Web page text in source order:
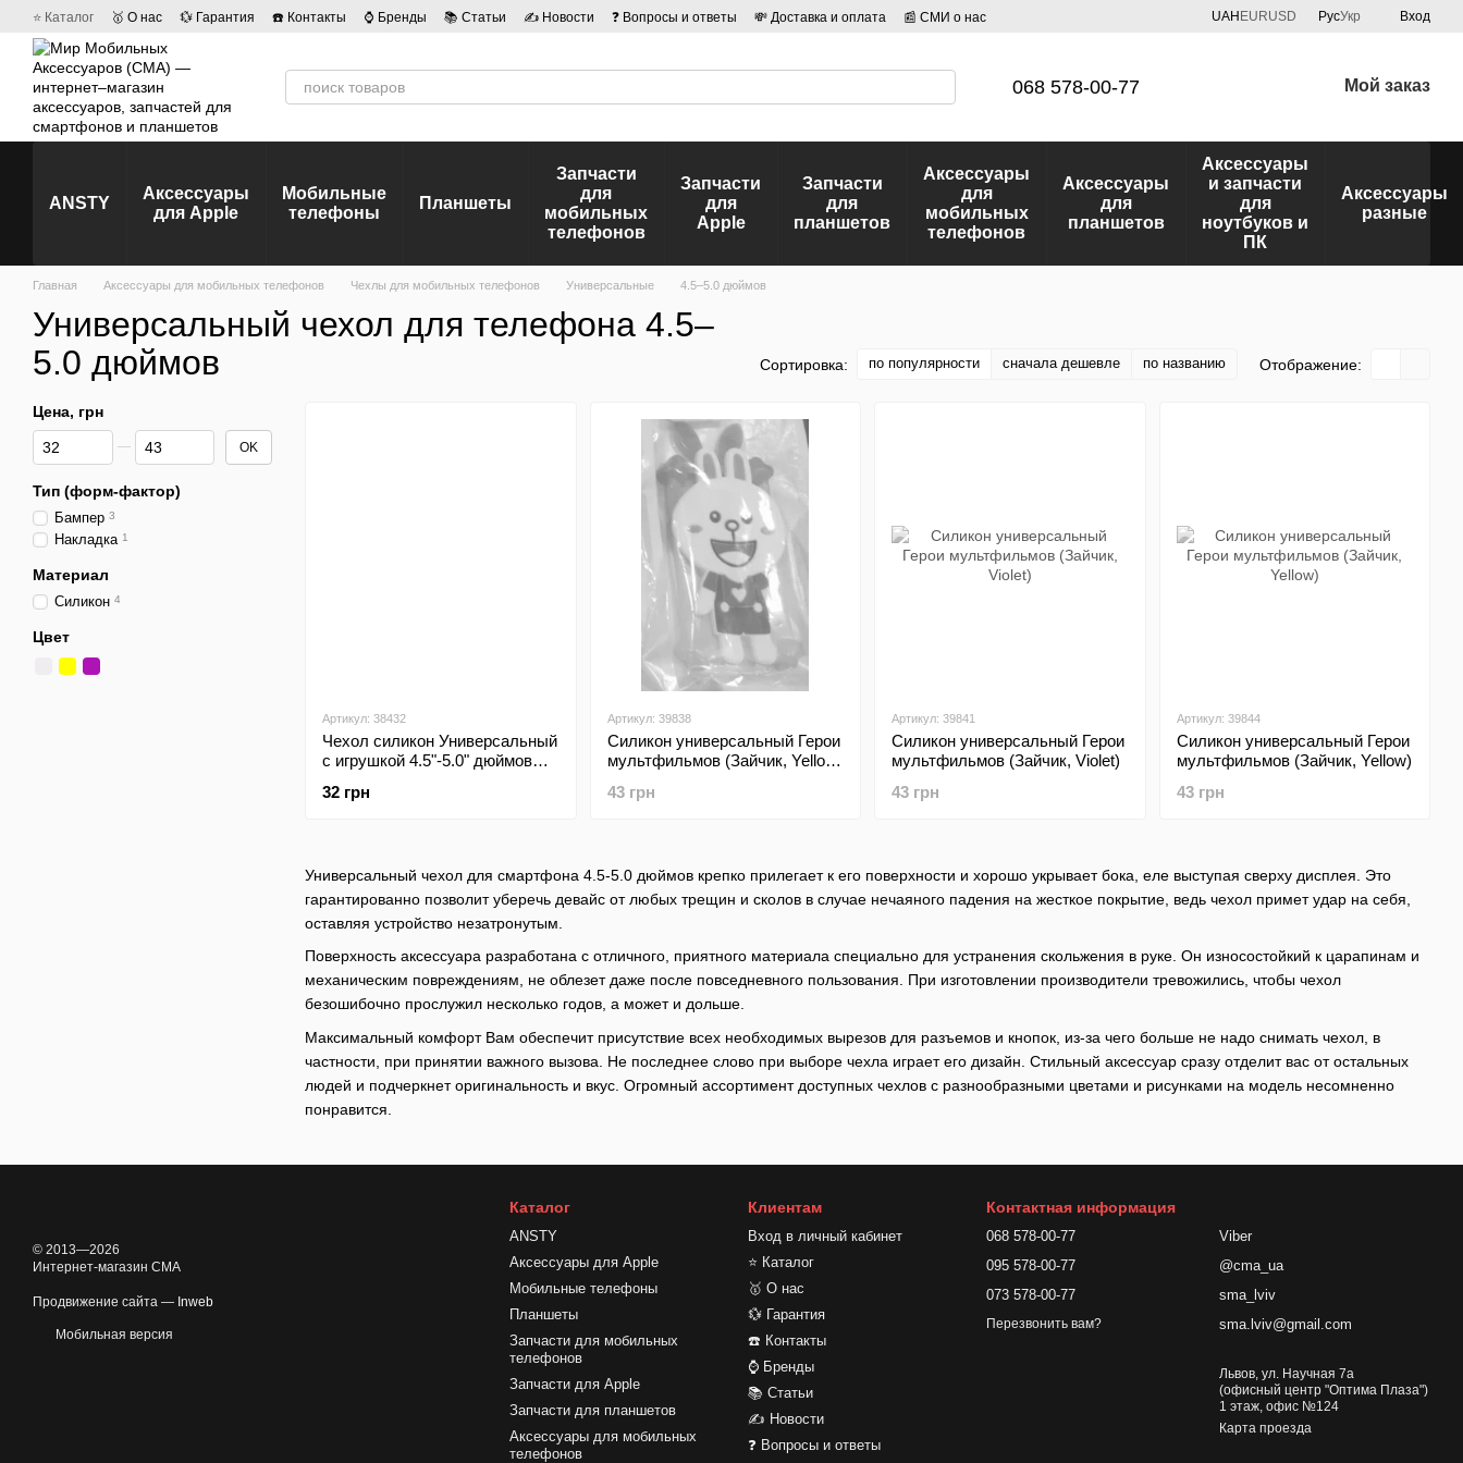
Перейти к основному контенту
⭐ Каталог 🥇 О нас 💱 Гарантия ☎️ Контакты ⌚ Бренды 📚 Статьи ✍ Новости ❓ Вопросы и ответы 💸 Доставка и оплата
📰 СМИ о нас
UAH EURUSD РусУкр Вход
068 578-00-77 Мой заказ
ANSTY
Аксессуары
для Apple
Мобильные
телефоны
Планшеты
Запчасти
для
мобильных
телефонов
Запчасти
для
Apple
Запчасти
для
планшетов
Аксессуары
для
мобильных
телефонов
Аксессуары
для
планшетов
Аксессуары
и запчасти
для
ноутбуков и
ПК
Аксессуары
разные
Главная Аксессуары для мобильных телефонов Чехлы для мобильных телефонов Универсальные 4.5–5.0 дюймов
Универсальный чехол для телефона 4.5–
5.0 дюймов
Сортировка: по популярности сначала дешевле по названию Отображение:
Универсальный чехол для смартфона 4.5-5.0 дюймов крепко прилегает к его поверхности и хорошо укрывает бока, еле выступая сверху дисплея. Это
гарантированно позволит уберечь девайс от любых трещин и сколов в случае нечаяного падения на жесткое покрытие, ведь чехол примет удар на себя,
оставляя устройство незатронутым.
Поверхность аксессуара разработана с отличного, приятного материала специально для устранения скольжения в руке. Он износостойкий к царапинам и
механическим повреждениям, не облезет даже после повседневного пользования. При изготовлении производители тревожились, чтобы чехол
безошибочно прослужил несколько годов, а может и дольше.
Максимальный комфорт Вам обеспечит присутствие всех необходимых вырезов для разъемов и кнопок, из-за чего больше не надо снимать чехол, в
частности, при принятии важного вызова. Не последнее слово при выборе чехла играет его дизайн. Стильный аксессуар сразу отделит вас от остальных
людей и подчеркнет оригинальность и вкус. Огромный ассортимент доступных чехлов с разнообразными цветами и рисунками на модель несомненно
понравится.
Артикул: 38432
Чехол силикон Универсальный
с игрушкой 4.5"-5.0" дюймов
32 грн
Артикул: 39838
Силикон универсальный Герои
мультфильмов (Зайчик, Yellow-
43 грн
Артикул: 39841
Силикон универсальный Герои
мультфильмов (Зайчик, Violet)
43 грн
Артикул: 39844
Силикон универсальный Герои
мультфильмов (Зайчик, Yellow)
43 грн
Цена, грн
От Цена, грн
До Цена, грн OK
Тип (форм-фактор)
Бампер 3
Накладка 1
Материал
Силикон 4
Цвет
© 2013—2026
Интернет-магазин CMA
Продвижение сайта — Inweb
Мобильная версия
Каталог
ANSTY
Аксессуары для Apple
Мобильные телефоны
Планшеты
Запчасти для мобильных
телефонов
Запчасти для Apple
Запчасти для планшетов
Аксессуары для мобильных
телефонов
Клиентам
Вход в личный кабинет
⭐ Каталог
🥇 О нас
💱 Гарантия
☎️ Контакты
⌚ Бренды
📚 Статьи
✍ Новости
❓ Вопросы и ответы
Контактная информация
068 578-00-77
095 578-00-77
073 578-00-77
Перезвонить вам?
Viber
@cma_ua
sma_lviv
sma.lviv@gmail.com
Львов, ул. Научная 7а
(офисный центр "Оптима Плаза")
1 этаж, офис №124
Карта проезда